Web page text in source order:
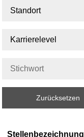
Standort
Karrierelevel
Zurücksetzen
Stellenbezeichnung